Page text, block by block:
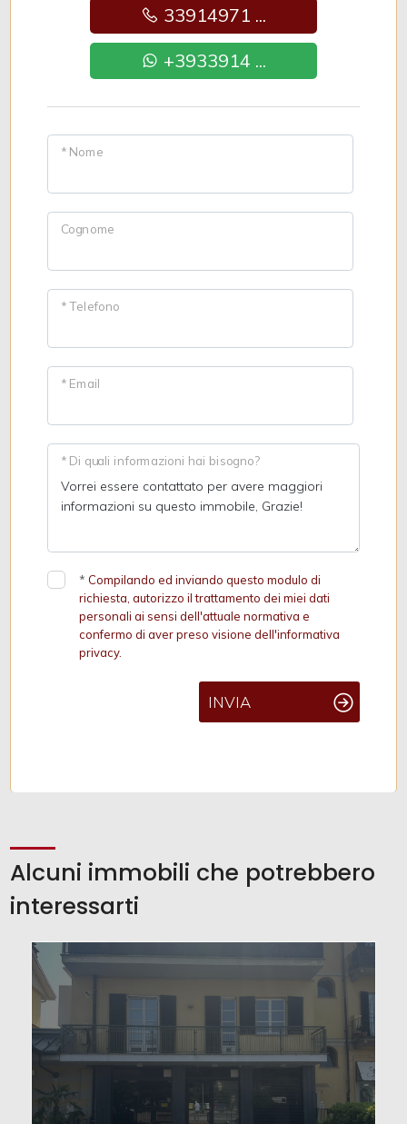
33914971 ...
+3933914 ...
* Nome
Cognome
* Telefono
* Email
* Di quali informazioni hai bisogno?
* Compilando ed inviando questo modulo di
richiesta, autorizzo il trattamento dei miei dati
personali ai sensi dell'attuale normativa e
confermo di aver preso visione dell'informativa
privacy.
INVIA
Alcuni immobili che potrebbero
interessarti